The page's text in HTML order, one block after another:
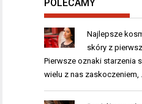
POLECAMY
Najlepsze
skóry z
Pierwsze oznaki starzenia
wielu z nas zaskoczeniem,